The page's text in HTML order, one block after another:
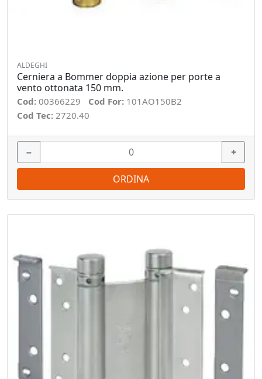
ALDEGHI
Cerniera a Bommer doppia azione per porte a
vento ottonata 150 mm.
Cod: 00366229 Cod For: 101AO150B2
Cod Tec: 2720.40
− +
ORDINA